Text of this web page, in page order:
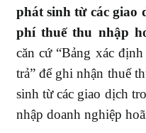
phát sinh từ các giao
phí thuế thu nhập
căn cứ “Bảng xác
trả” để ghi nhận thuế
sinh từ các giao dịch
nhập doanh nghiệp